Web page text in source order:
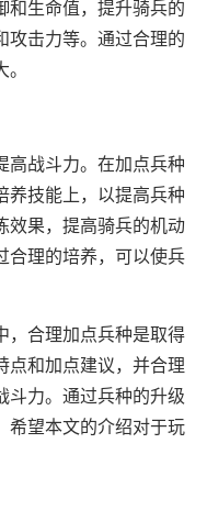
和生命值，提升骑兵的
攻击力等。通过合理的
高战斗力。在加点兵种
养技能上，以提高兵种
效果，提高骑兵的机动
合理的培养，可以使兵
，合理加点兵种是取得
点和加点建议，并合理
斗力。通过兵种的升级
希望本文的介绍对于玩